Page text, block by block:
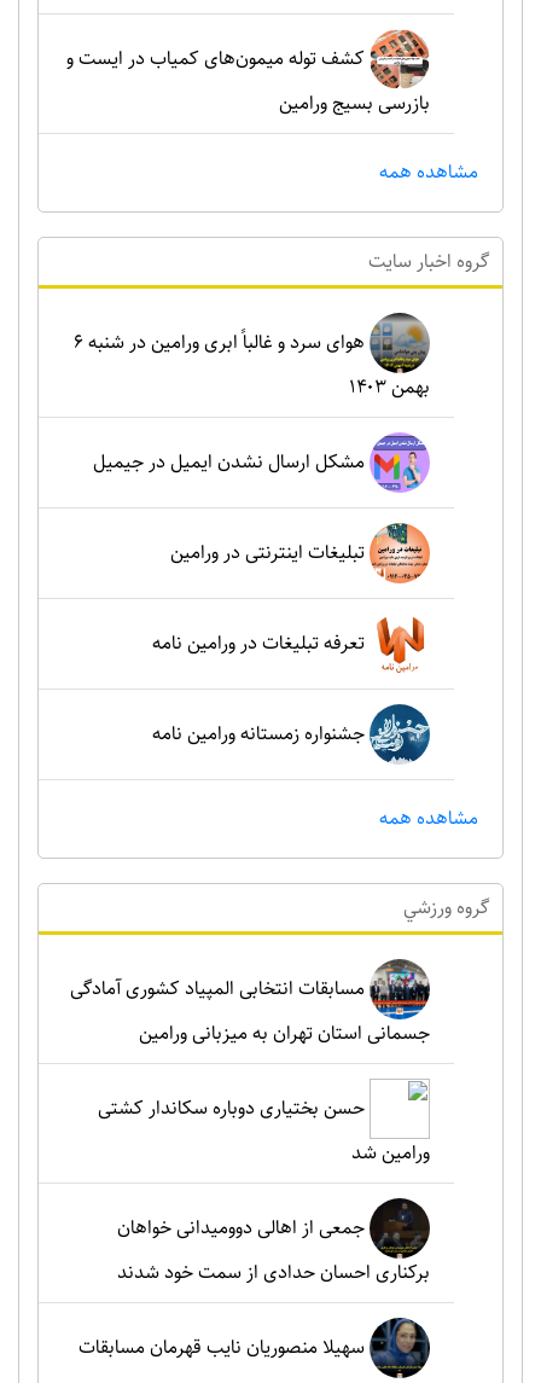
کشف توله میمون‌های کمیاب در ایست و
بازرسی بسیج ورامین
مشاهده همه
گروه اخبار سايت
هوای سرد و غالباً ابری ورامین در شنبه ۶
بهمن ۱۴۰۳
مشکل ارسال نشدن ایمیل در جیمیل
تبلیغات اینترنتی در ورامین
تعرفه تبلیغات در ورامین نامه
جشنواره زمستانه ورامین نامه
مشاهده همه
گروه ورزشي
مسابقات انتخابی المپیاد کشوری آمادگی
جسمانی استان تهران به میزبانی ورامین
حسن بختیاری دوباره سکاندار کشتی
ورامین شد
جمعی از اهالی دوومیدانی خواهان
برکناری احسان حدادی از سمت خود شدند
سهیلا منصوریان نایب قهرمان مسابقات